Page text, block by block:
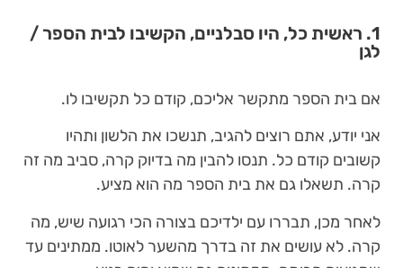
1. ראשית כל, היו סבלניים, הקשיבו לבית הספר /
לגן
אם בית הספר מתקשר אליכם, קודם כל תקשיבו לו.
אני יודע, אתם רוצים להגיב, תנשכו את הלשון ותהיו
קשובים קודם כל. תנסו להבין מה בדיוק קרה, סביב מה זה
קרה. תשאלו גם את בית הספר מה הוא מציע.
לאחר מכן, תבררו עם ילדיכם בצורה הכי רגועה שיש, מה
קרה. לא עושים את זה בדרך מהשער לאוטו. ממתינים עד